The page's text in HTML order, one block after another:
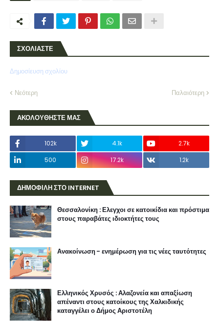
ΣΧΟΛΙΑΣΤΕ
Δημοσίευση σχολίου
Νεότερη Παλαιότερη
ΑΚΟΛΟΥΘΗΣΤΕ ΜΑΣ
102k 4.1k
2.7k
500
17.2k 1.2k
ΔΗΜΟΦΙΛΗ ΣΤΟ INTERNET
Θεσσαλονίκη : Ελεγχοι σε κατοικίδια και πρόστιμα
στους παραβάτες ιδιοκτήτες τους
Ανακοίνωση - ενημέρωση για τις νέες ταυτότητες
Ελληνικός Χρυσός : Αλαζονεία και απαξίωση
απέναντι στους κατοίκους της Χαλκιδικής
καταγγέλει ο Δήμος Αριστοτέλη